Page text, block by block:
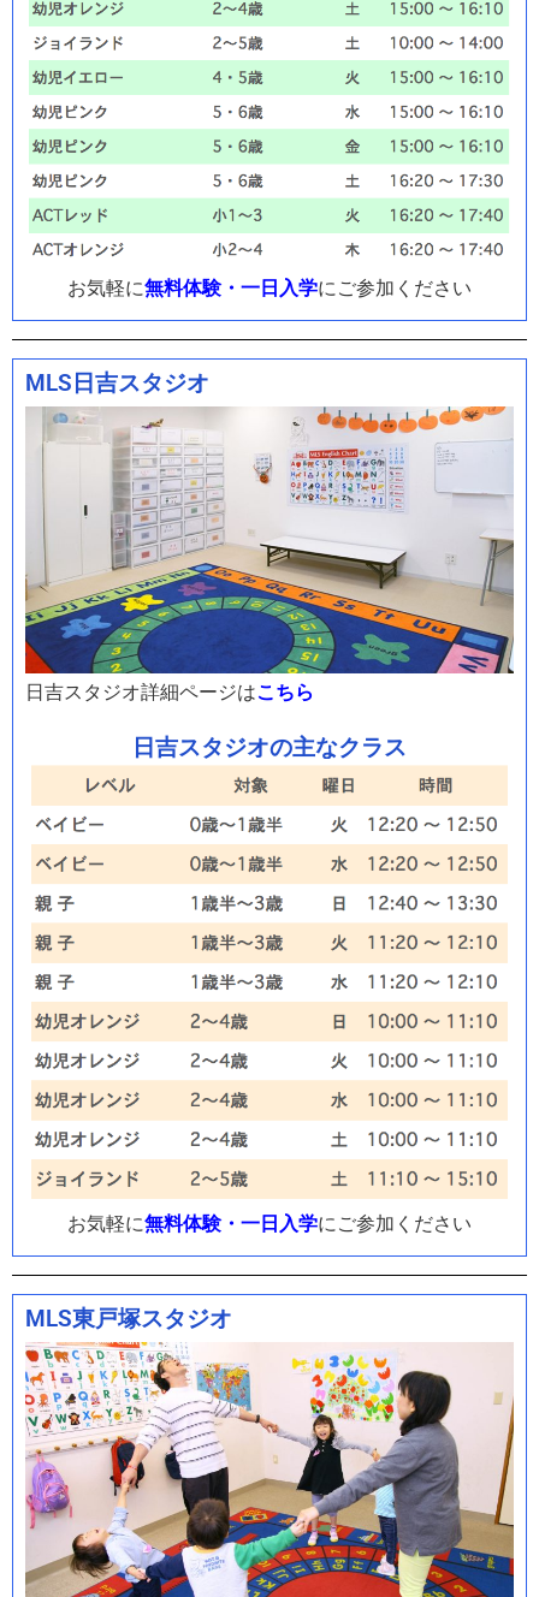
お気軽に無料体験・一日入学にご参加ください
MLS日吉スタジオ
日吉スタジオ詳細ページはこちら
日吉スタジオの主なクラス
お気軽に無料体験・一日入学にご参加ください
MLS東戸塚スタジオ